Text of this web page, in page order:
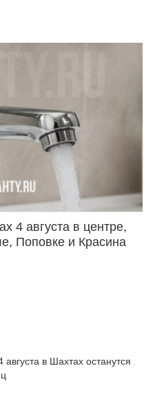
4 августа в центре,
Поповке и Красина
августа в Шахтах останутся